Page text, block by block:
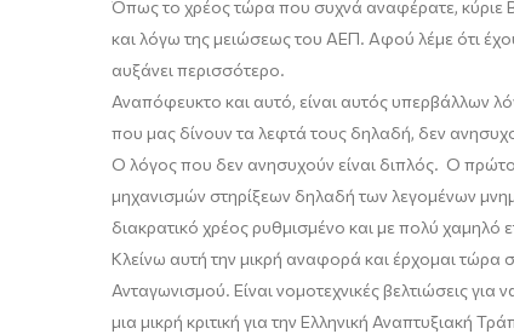
Όπως το χρέος τώρα που συχνά αναφέρατε, κύριε
και λόγω της μειώσεως του ΑΕΠ. Αφού λέμε ότι
αυξάνει περισσότερο.
Αναπόφευκτο και αυτό, είναι αυτός υπερβάλλων
που μας δίνουν τα λεφτά τους δηλαδή, δεν
Ο λόγος που δεν ανησυχούν είναι διπλός. Ο
μηχανισμών στηρίξεων δηλαδή των λεγομένων
διακρατικό χρέος ρυθμισμένο και με πολύ χαμηλό
Κλείνω αυτή την μικρή αναφορά και έρχομαι τώρα
Ανταγωνισμού. Είναι νομοτεχνικές βελτιώσεις για
μια μικρή κριτική για την Ελληνική Αναπτυξιακή